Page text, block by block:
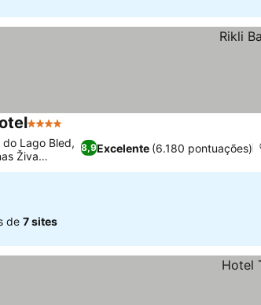
4 Estrelas
8,9Excelente (6.180 pontuações)
Lago Bled,
Živa
de 7 sites